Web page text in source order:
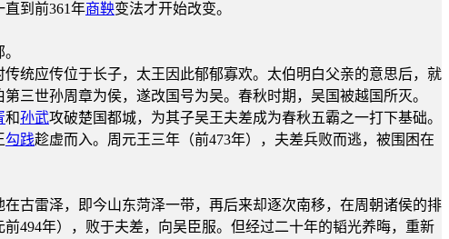
到前361年商鞅变法才开始改变。
统应传位于长子，太王因此郁郁寡欢。太伯明白父亲的意思后，就
第三世孙周章为侯，遂改国号为吴。春秋时期，吴国被越国所灭。
和孙武攻破楚国都城，为其子吴王夫差成为春秋五霸之一打下基础。
勾践趁虚而入。周元王三年（前473年），夫差兵败而逃，被围困在
古雷泽，即今山东菏泽一带，再后来却逐次南移，在周朝诸侯的排
494年），败于夫差，向吴臣服。但经过二十年的韬光养晦，重新